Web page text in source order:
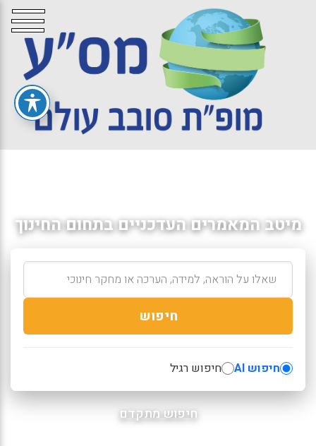
מיטב המאמרים העדכניים בתחום החינוך
חיפוש
חיפוש AI חיפוש רגיל
חיפוש מתקדם